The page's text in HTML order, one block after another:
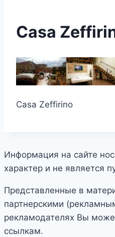
Casa
Casa Zeffirino
Информация на сайте
характер и не является
Представленные в
партнерскими
рекламодателях Вы
ссылкам.